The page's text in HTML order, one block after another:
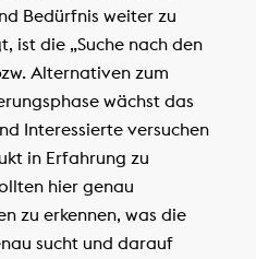
Bedürfnis weiter zu
ist die „Suche nach den
Alternativen zum
wächst das
Interessierte versuchen
in Erfahrung zu
hier genau
zu erkennen, was die
sucht und darauf